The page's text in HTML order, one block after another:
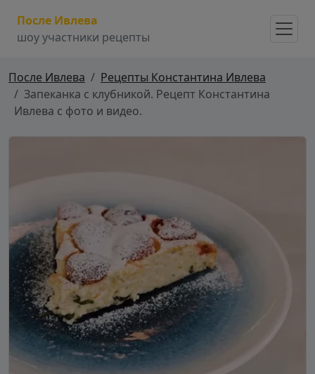
После Ивлева
шоу участники рецепты
После Ивлева
Рецепты Константина Ивлева
Запеканка с клубникой. Рецепт Константина
Ивлева с фото и видео.